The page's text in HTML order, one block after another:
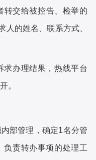
转交给被控告、检举的
人的姓名、联系方式、
求办理结果，热线平台
。
部管理，确定1名分管
责转办事项的处理工